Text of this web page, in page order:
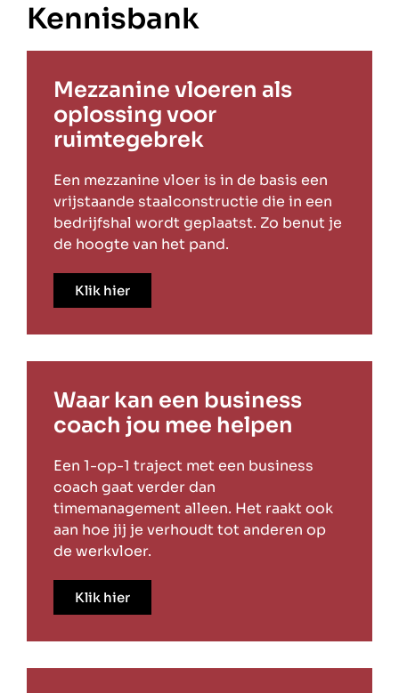
Kennisbank
Mezzanine vloeren als
oplossing voor
ruimtegebrek
Een mezzanine vloer is in de basis een
vrijstaande staalconstructie die in een
bedrijfshal wordt geplaatst. Zo benut je
de hoogte van het pand.
Klik hier
Waar kan een business
coach jou mee helpen
Een 1-op-1 traject met een business
coach gaat verder dan
timemanagement alleen. Het raakt ook
aan hoe jij je verhoudt tot anderen op
de werkvloer.
Klik hier